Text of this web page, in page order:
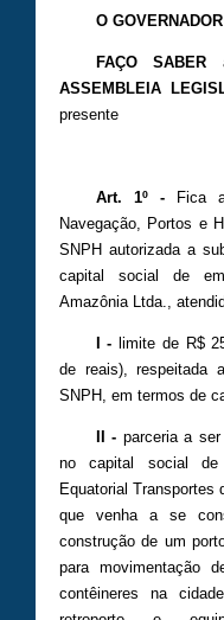
O
FAÇO SABER
ASSEMBLEIA
presente
Art. 1º - Fica
Navegação, Portos e
SNPH autorizada a
capital social de
Amazônia Ltda.,
I - limite de R$
de reais), respeitada
SNPH, em termos de
II - parceria a
no capital social de
Equatorial
que venha a se
construção de um
para movimentação
contêineres na